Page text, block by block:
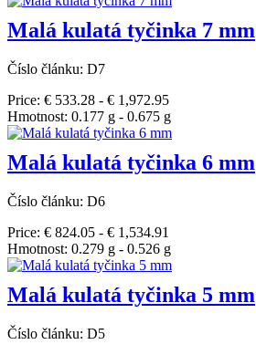
Malá kulatá tyčinka 7 mm
Číslo článku: D7
Price: € 533.28 - € 1,972.95
Hmotnost: 0.177 g - 0.675 g
Malá kulatá tyčinka 6 mm
Číslo článku: D6
Price: € 824.05 - € 1,534.91
Hmotnost: 0.279 g - 0.526 g
Malá kulatá tyčinka 5 mm
Číslo článku: D5